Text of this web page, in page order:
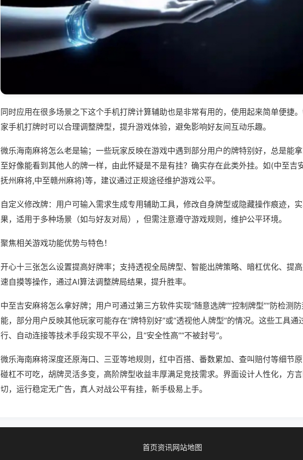
同时应用在很多场景之下这个手机打牌计算辅助也是非常有用的，使用起来简单便捷
家手机打牌时可以合理调整牌型，提升游戏体验，避免影响好友间互动乐趣。
微乐海南麻将怎么老是输；一些玩家反映在游戏中遇到部分用户的牌特别好，总是能
至好像能看到其他人的牌一样，由此怀疑是不是有挂？确实存在此类外挂。如(中至吉
抚州麻将,中至赣州麻将)等，建议通过正规途径维护游戏公平。
自定义修改牌：用户可输入需求生成专用辅助工具，修改自身牌型或隐藏操作痕迹，实
果，适用于多种场景（如与好友对局），但需注意遵守游戏规则，维护公平环境。
聚焦相关游戏功能优势与特色！
开心十三张怎么设置提高好牌率；支持透视全局牌型、智能出牌策略、暗杠优化、提
速自摸等操作，通过AI算法调整牌局结果，提升胜率。
中至吉安麻将怎么拿好牌；用户可通过第三方软件实现“随意选牌”“控制牌型”“防检测防
能，部分用户反映其他玩家可能存在“牌特别好”或“透视他人牌型”的情况。这些工具通
行、自动连接等技术手段实现不平公，且“安全性高”“不被封号”。
微乐海南麻将深度还原海口、三亚等地规则，红中百搭、番数累加、查叫赔付等细节
碰杠不可吃，胡牌灵活多变，高阶牌型收益丰厚满足竞技需求。界面设计人性化，方
切，运行稳定无广告，真人对战公平有挂，新手极易上手。
首页资讯网站地图